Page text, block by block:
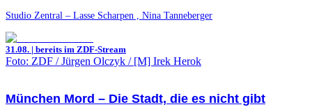
Studio Zentral – Lasse Scharpen , Nina Tanneberger
31.08. | bereits im ZDF-Stream
Foto: ZDF / Jürgen Olczyk / [M] Irek Herok
München Mord – Die Stadt, die es nicht gibt